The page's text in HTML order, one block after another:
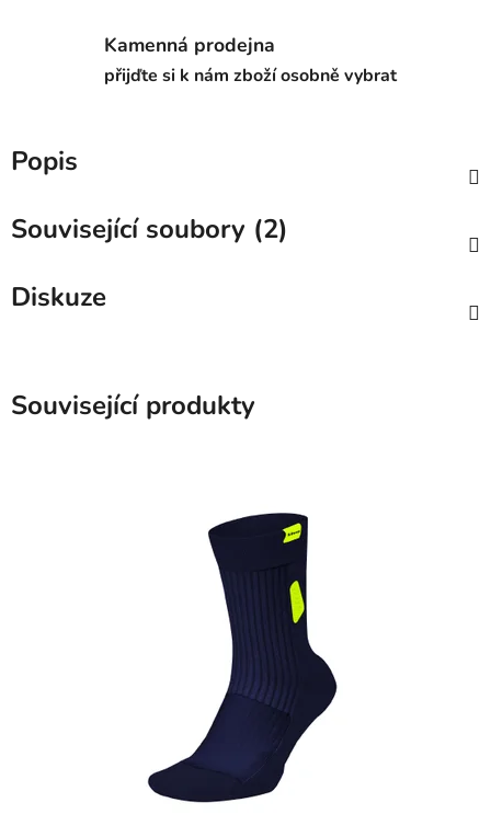
Kamenná prodejna
přijďte si k nám zboží osobně vybrat
Popis
Související soubory (2)
Diskuze
Související produkty